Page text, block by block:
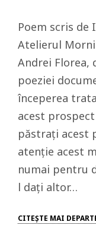
Poem scris de
Atelierul
Andrei Florea,
poeziei
începerea
acest
păstrați acest
atenție acest
numai pentru
l daţi altor…
CITEŞTE MAI